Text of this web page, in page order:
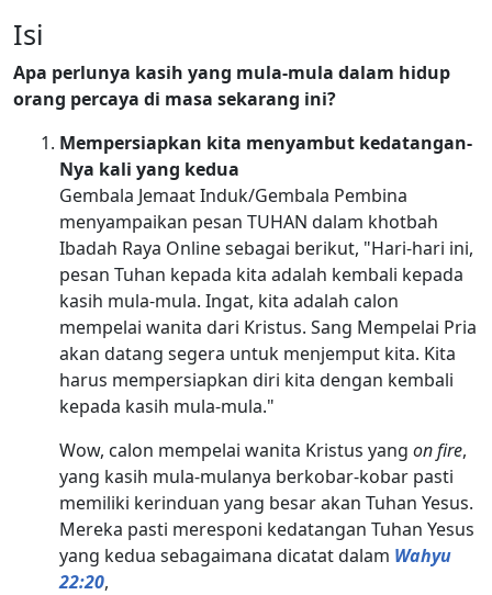
Isi
Apa perlunya kasih yang mula-mula dalam hidup
orang percaya di masa sekarang ini?
Mempersiapkan kita menyambut kedatangan-
Nya kali yang kedua
Gembala Jemaat Induk/Gembala Pembina
menyampaikan pesan TUHAN dalam khotbah
Ibadah Raya Online sebagai berikut, "Hari-hari ini,
pesan Tuhan kepada kita adalah kembali kepada
kasih mula-mula. Ingat, kita adalah calon
mempelai wanita dari Kristus. Sang Mempelai Pria
akan datang segera untuk menjemput kita. Kita
harus mempersiapkan diri kita dengan kembali
kepada kasih mula-mula."
Wow, calon mempelai wanita Kristus yang on fire,
yang kasih mula-mulanya berkobar-kobar pasti
memiliki kerinduan yang besar akan Tuhan Yesus.
Mereka pasti meresponi kedatangan Tuhan Yesus
yang kedua sebagaimana dicatat dalam Wahyu
22:20,